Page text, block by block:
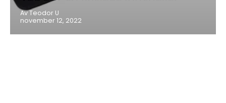
Av Teodor U
november 12, 2022